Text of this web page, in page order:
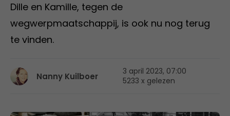
Dille en Kamille, tegen de
wegwerpmaatschappij, is ook nu nog terug
te vinden.
Nanny Kuilboer
3 april 2023, 07:00
5233 x gelezen